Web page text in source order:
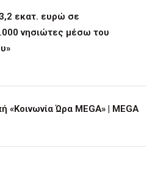
εκατ. ευρώ σε
νησιώτες μέσω του
«Κοινωνία Ώρα MEGA» | MEGA